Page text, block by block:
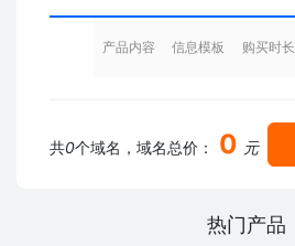
产品内容 信息模板 购买时长
共0个域名，域名总价： 0 元
热门产品